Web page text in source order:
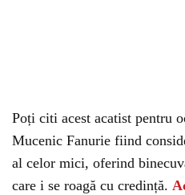
Poți citi acest acatist pentru
Mucenic Fanurie fiind
al celor mici, oferind
care i se roagă cu credință.